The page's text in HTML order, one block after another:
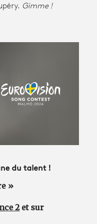
Gimme !
du talent !
»
2et sur